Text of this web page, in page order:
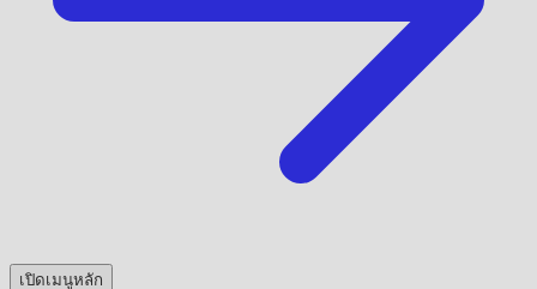
เปิดเมนูหลัก